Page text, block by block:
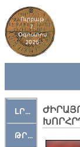
Ուրբաթ
7,
Օգոստոս
2026
ԼՐԱՀՈՍ
ԹՐՔԱՀԱՅ ԿԵԱՆՔ